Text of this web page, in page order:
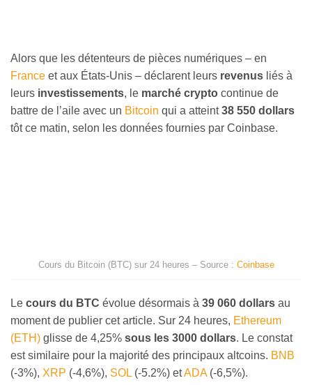
Alors que les détenteurs de pièces numériques – en
France et aux États-Unis – déclarent leurs revenus liés à
leurs investissements, le marché crypto continue de
battre de l’aile avec un Bitcoin qui a atteint38 550 dollars
tôt ce matin, selon les données fournies par Coinbase.
Cours du Bitcoin (BTC) sur 24 heures – Source : Coinbase
Le cours du BTC évolue désormais à 39 060 dollars au
moment de publier cet article. Sur 24 heures, Ethereum
(ETH) glisse de 4,25% sous les 3000 dollars. Le constat
est similaire pour la majorité des principaux altcoins. BNB
(-3%), XRP (-4,6%), SOL (-5.2%) etADA(-6,5%).